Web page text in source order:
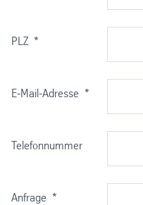
Herstellungsverfahren:
Lieferbedingungen:
Maße, zulässige
Abweichungen:
PLZ *
E-Mail-Adresse *
Telefonnummer
Anfrage *